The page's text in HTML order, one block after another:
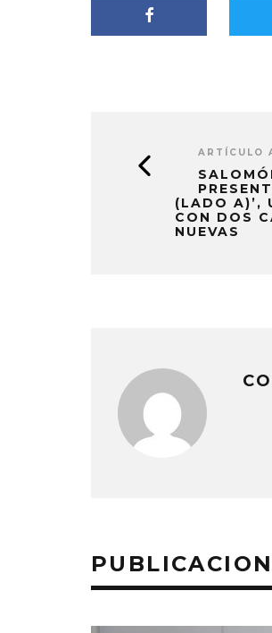
ARTÍCULO
(LADO A)’,
CON DOS
NUEVAS